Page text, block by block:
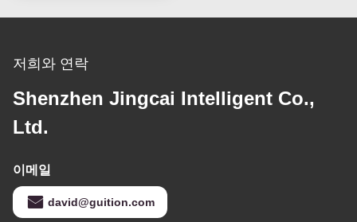
저희와 연락
Shenzhen Jingcai Intelligent Co.,
Ltd.
이메일
david@guition.com